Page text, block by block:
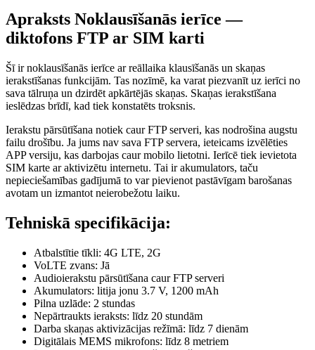
Apraksts Noklausīšanās ierīce —
diktofons FTP ar SIM karti
Šī ir noklausīšanās ierīce ar reāllaika klausīšanās un skaņas
ierakstīšanas funkcijām. Tas nozīmē, ka varat piezvanīt uz ierīci no
sava tālruņa un dzirdēt apkārtējās skaņas. Skaņas ierakstīšana
ieslēdzas brīdī, kad tiek konstatēts troksnis.
Ierakstu pārsūtīšana notiek caur FTP serveri, kas nodrošina augstu
failu drošību. Ja jums nav sava FTP servera, ieteicams izvēlēties
APP versiju, kas darbojas caur mobilo lietotni. Ierīcē tiek ievietota
SIM karte ar aktivizētu internetu. Tai ir akumulators, taču
nepieciešamības gadījumā to var pievienot pastāvīgam barošanas
avotam un izmantot neierobežotu laiku.
Tehniskā specifikācija:
Atbalstītie tīkli: 4G LTE, 2G
VoLTE zvans: Jā
Audioierakstu pārsūtīšana caur FTP serveri
Akumulators: litija jonu 3.7 V, 1200 mAh
Pilna uzlāde: 2 stundas
Nepārtraukts ieraksts: līdz 20 stundām
Darba skaņas aktivizācijas režīmā: līdz 7 dienām
Digitālais MEMS mikrofons: līdz 8 metriem